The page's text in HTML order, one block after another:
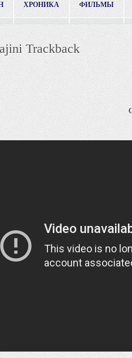
ХРОНИКА ФИЛЬМЫ
Trackback